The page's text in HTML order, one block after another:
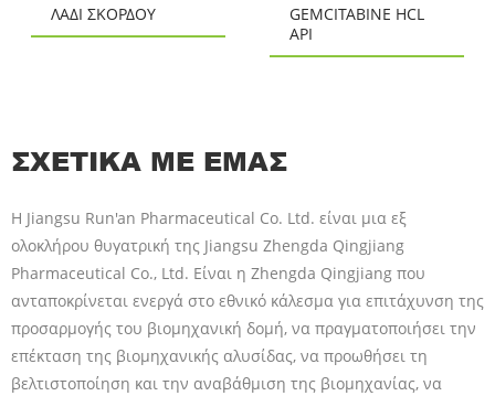
ΛΆΔΙ ΣΚΌΡΔΟΥ
GEMCITABINE HCL
API
ΣΧΕΤΙΚΆ ΜΕ ΕΜΆΣ
Η Jiangsu Run'an Pharmaceutical Co. Ltd. είναι μια εξ
ολοκλήρου θυγατρική της Jiangsu Zhengda Qingjiang
Pharmaceutical Co., Ltd. Είναι η Zhengda Qingjiang που
ανταποκρίνεται ενεργά στο εθνικό κάλεσμα για επιτάχυνση της
προσαρμογής του βιομηχανική δομή, να πραγματοποιήσει την
επέκταση της βιομηχανικής αλυσίδας, να προωθήσει τη
βελτιστοποίηση και την αναβάθμιση της βιομηχανίας, να